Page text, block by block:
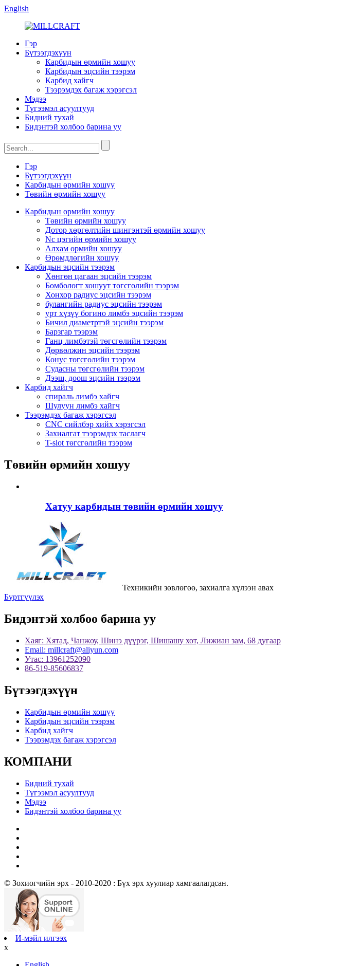
English
Гэр
Бүтээгдэхүүн
Карбидын өрмийн хошуу
Карбидын эцсийн тээрэм
Карбид хайгч
Тээрэмдэх багаж хэрэгсэл
Мэдээ
Түгээмэл асуултууд
Бидний тухай
Бидэнтэй холбоо барина уу
Гэр
Бүтээгдэхүүн
Карбидын өрмийн хошуу
Төвийн өрмийн хошуу
Карбидын өрмийн хошуу
Төвийн өрмийн хошуу
Дотор хөргөлтийн шингэнтэй өрмийн хошуу
Nc цэгийн өрмийн хошуу
Алхам өрмийн хошуу
Өрөмдлөгийн хошуу
Карбидын эцсийн тээрэм
Хөнгөн цагаан эцсийн тээрэм
Бөмбөлөгт хошуут төгсгөлийн тээрэм
Хонхор радиус эцсийн тээрэм
булангийн радиус эцсийн тээрэм
урт хүзүү богино лимбэ эцсийн тээрэм
Бичил диаметртэй эцсийн тээрэм
Барзгар тээрэм
Ганц лимбэтэй төгсгөлийн тээрэм
Дөрвөлжин эцсийн тээрэм
Конус төгсгөлийн тээрэм
Судасны төгсгөлийн тээрэм
Дээш, доош эцсийн тээрэм
Карбид хайгч
спираль лимбэ хайгч
Шулуун лимбэ хайгч
Тээрэмдэх багаж хэрэгсэл
CNC сийлбэр хийх хэрэгсэл
Захиалгат тээрэмдэх таслагч
T-slot төгсгөлийн тээрэм
Төвийн өрмийн хошуу
Хатуу карбидын төвийн өрмийн хошуу
Техникийн зөвлөгөө, захиалга хүлээн авах
Бүртгүүлэх
Бидэнтэй холбоо барина уу
Хаяг: Хятад, Чанжоу, Шинэ дүүрэг, Шишашу хот, Лижиан зам, 68 дугаар
Email: millcraft@aliyun.com
Утас: 13961252090
86-519-85606837
Бүтээгдэхүүн
Карбидын өрмийн хошуу
Карбидын эцсийн тээрэм
Карбид хайгч
Тээрэмдэх багаж хэрэгсэл
КОМПАНИ
Бидний тухай
Түгээмэл асуултууд
Мэдээ
Бидэнтэй холбоо барина уу
© Зохиогчийн эрх - 2010-2020 : Бүх эрх хуулиар хамгаалагдсан.
И-мэйл илгээх
x